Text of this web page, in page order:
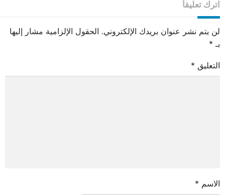
اترك تعليقاً
لن يتم نشر عنوان بريدك الإلكتروني. الحقول الإلزامية مشار إليها
بـ *
التعليق *
الاسم *